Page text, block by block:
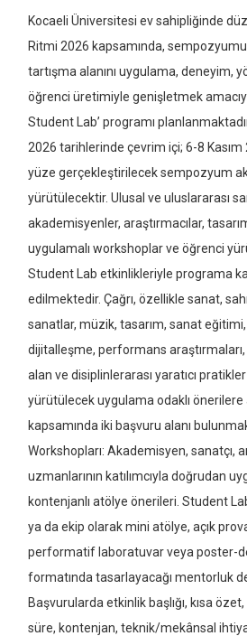
Kocaeli Üniversitesi ev sahipliğinde
Ritmi 2026 kapsamında,
tartışma alanını uygulama, deneyim,
öğrenci üretimiyle genişletmek
Student Lab’ programı
2026 tarihlerinde çevrim içi; 6-8
yüze gerçekleştirilecek sempozyum
yürütülecektir. Ulusal ve uluslararası
akademisyenler, araştırmacılar,
uygulamalı workshoplar ve öğrenci
Student Lab etkinlikleriyle programa
edilmektedir. Çağrı, özellikle sanat,
sanatlar, müzik, tasarım, sanat
dijitalleşme, performans araştırmaları,
alan ve disiplinlerarası yaratıcı
yürütülecek uygulama odaklı önerilere
kapsamında iki başvuru alanı
Workshopları: Akademisyen, sanatçı,
uzmanlarının katılımcıyla doğrudan
kontenjanlı atölye önerileri. Student
ya da ekip olarak mini atölye, açık
performatif laboratuvar veya poster-
formatında tasarlayacağı mentorluk
Başvurularda etkinlik başlığı, kısa
süre, kontenjan, teknik/mekânsal